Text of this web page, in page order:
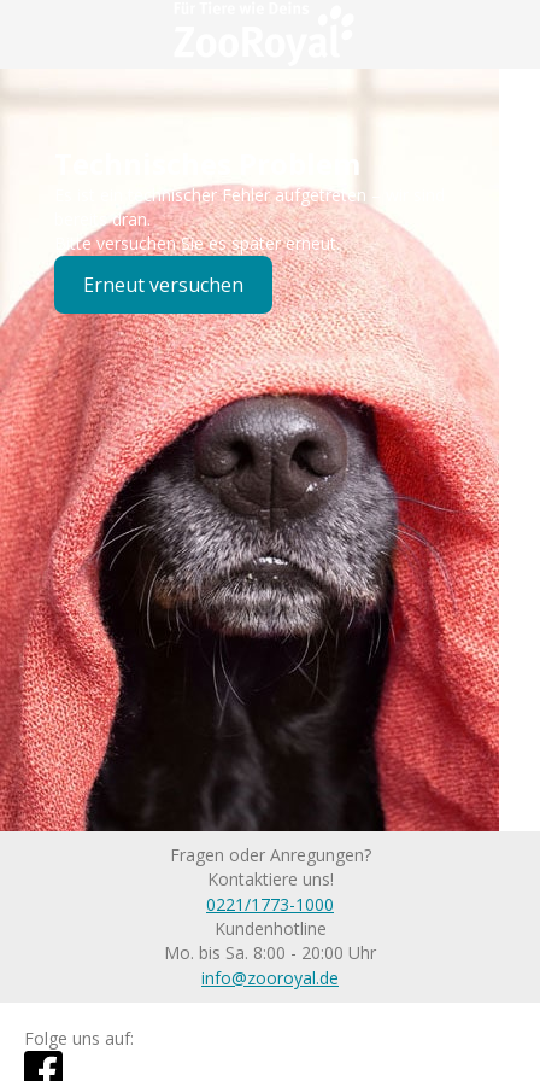
Technisches Problem
Es ist ein technischer Fehler aufgetreten – wir sind
bereits dran.
Bitte versuchen Sie es später erneut.
Erneut versuchen
Fragen oder Anregungen?
Kontaktiere uns!
0221/1773-1000
Kundenhotline
Mo. bis Sa. 8:00 - 20:00 Uhr
info@zooroyal.de
Folge uns auf: